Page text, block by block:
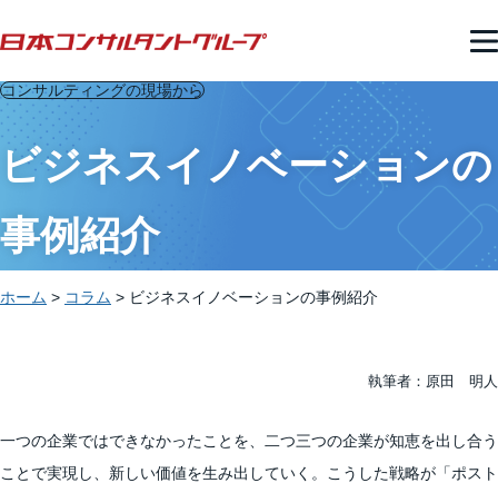
コンサルティングの現場から
ビジネスイノベーションの
事例紹介
ホーム > コラム > ビジネスイノベーションの事例紹介
執筆者：原田 明人
一つの企業ではできなかったことを、二つ三つの企業が知恵を出し合う
ことで実現し、新しい価値を生み出していく。こうした戦略が「ポスト